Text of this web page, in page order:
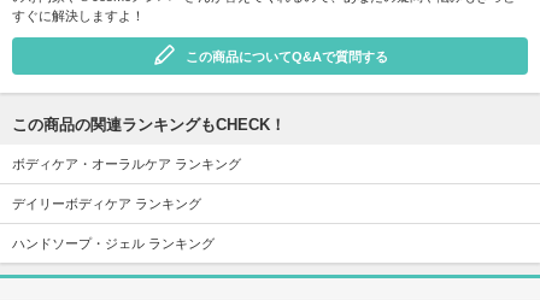
すぐに解決しますよ！
この商品についてQ&Aで質問する
この商品の関連ランキングもCHECK！
ボディケア・オーラルケア ランキング
デイリーボディケア ランキング
ハンドソープ・ジェル ランキング